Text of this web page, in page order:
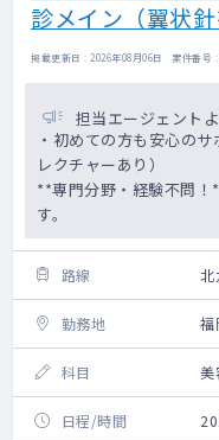
診メイン（翼状針
掲載更新日 : 2026年08月06日 案件番号 :
担当エージェント
・初めての方も安心の
レクチャーあり）
**専門分野・経験不問！
す。
路線 北
勤務地 福
科目 美
日程/時間